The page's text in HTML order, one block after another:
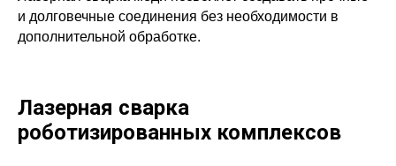
и долговечные соединения без необходимости в
дополнительной обработке.
Лазерная сварка
роботизированных комплексов